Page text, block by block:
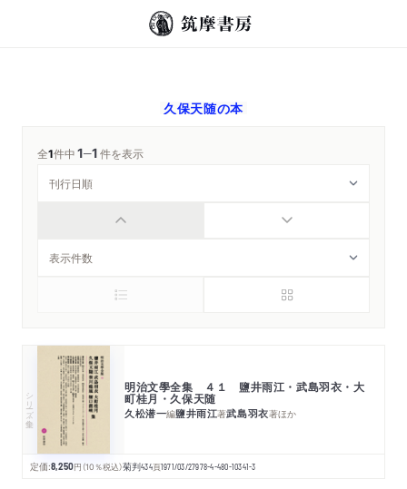
久保天随の本
全1件中1─1件を表示
シリーズ・全集 明治文學全集 ４１ 鹽井雨江・武島羽衣・大
町桂月・久保天随
久松潜一編鹽井雨江著武島羽衣著ほか
定価:8,250円 （10％税込）菊判434頁1971/03/27978-4-480-10341-3